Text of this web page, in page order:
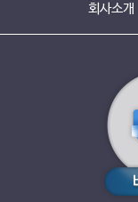
회사소개